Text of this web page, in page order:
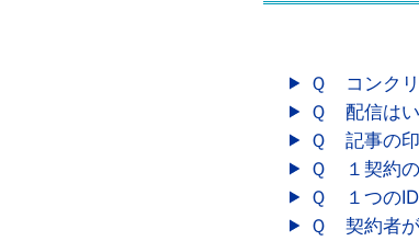
本規
第３
本規
提示
する
Ｑ コンクリ
Ｑ 配信はい
Ｑ 記事の印
Ｑ １契約の
Ｑ １つのID
Ｑ 契約者が